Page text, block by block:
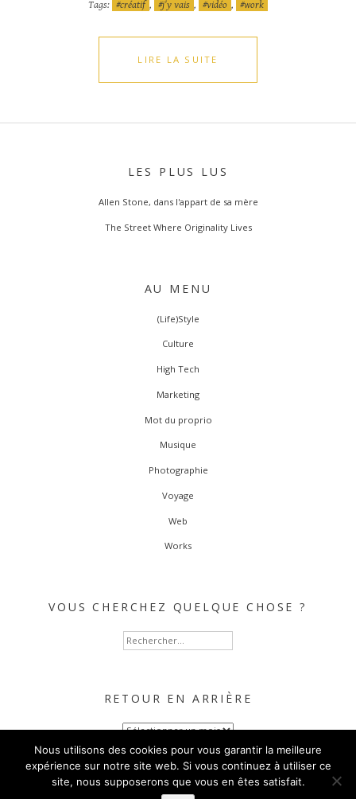
Tags: créatif , j'y vais , vidéo , work
LIRE LA SUITE
LES PLUS LUS
Allen Stone, dans l'appart de sa mère
The Street Where Originality Lives
AU MENU
(Life)Style
Culture
High Tech
Marketing
Mot du proprio
Musique
Photographie
Voyage
Web
Works
VOUS CHERCHEZ QUELQUE CHOSE ?
Rechercher :
RETOUR EN ARRIÈRE
Retour
arrière
Nous utilisons des cookies pour vous garantir la meilleure
expérience sur notre site web. Si vous continuez à utiliser ce
site, nous supposerons que vous en êtes satisfait.